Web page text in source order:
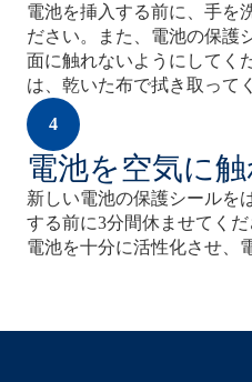
電池を挿入する前に、手を
ださい。また、電池の保護
面に触れないようにしてく
は、乾いた布で拭き取って
4
電池を空気に
新しい電池の保護シールを
する前に3分間休ませてく
電池を十分に活性化させ、